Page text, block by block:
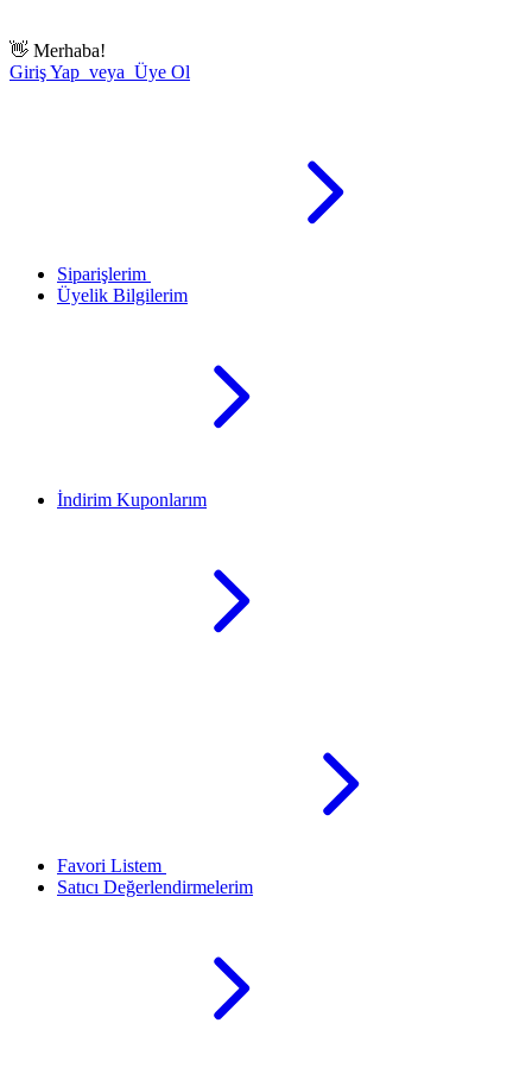
👋 Merhaba!
Giriş Yap veya Üye Ol
Siparişlerim
Üyelik Bilgilerim
İndirim Kuponlarım
Favori Listem
Satıcı Değerlendirmelerim